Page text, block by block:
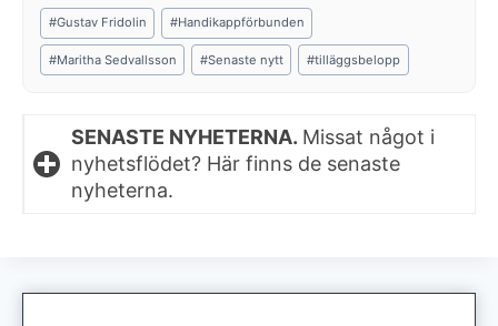
Post
Tags:
#Gustav Fridolin #Handikappförbunden
#Maritha Sedvallsson #Senaste nytt #tilläggsbelopp
SENASTE NYHETERNA. Missat något i
nyhetsflödet? Här finns de senaste
nyheterna.